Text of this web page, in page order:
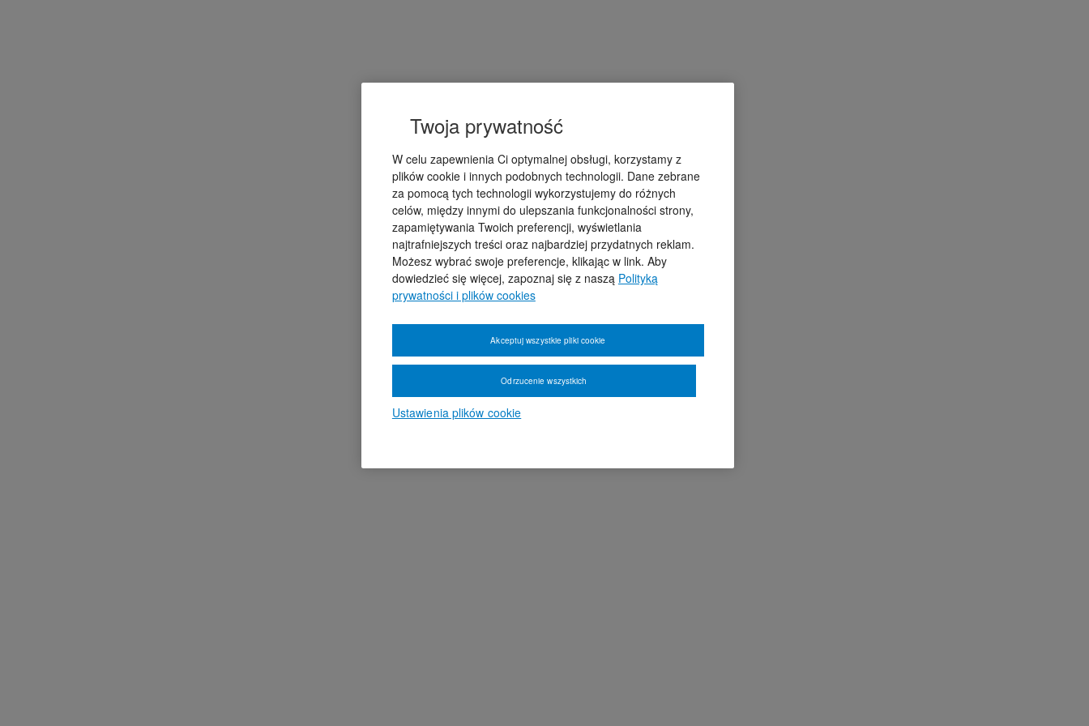
Twoja prywatność
W celu zapewnienia Ci optymalnej obsługi, korzystamy z
plików cookie i innych podobnych technologii. Dane zebrane
za pomocą tych technologii wykorzystujemy do różnych
celów, między innymi do ulepszania funkcjonalności strony,
zapamiętywania Twoich preferencji, wyświetlania
najtrafniejszych treści oraz najbardziej przydatnych reklam.
Możesz wybrać swoje preferencje, klikając w link. Aby
dowiedzieć się więcej, zapoznaj się z naszą Polityką
prywatności i plików cookies
Ustawienia plików cookie
Odrzucenie wszystkich
Akceptuj wszystkie pliki cookie